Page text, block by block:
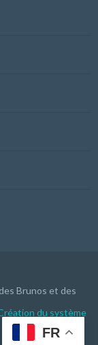
Brunos et des
du système
FR